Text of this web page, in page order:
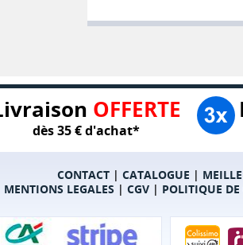
OFFERTE
dès 35 € d'achat*
CONTACT| CATALOGUE |
MENTIONS LEGALES | CGV| POLITIQUE